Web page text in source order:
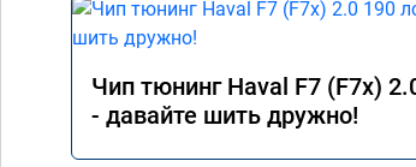
Чип тюнинг Haval F7 (F7x)
- давайте шить дружно!